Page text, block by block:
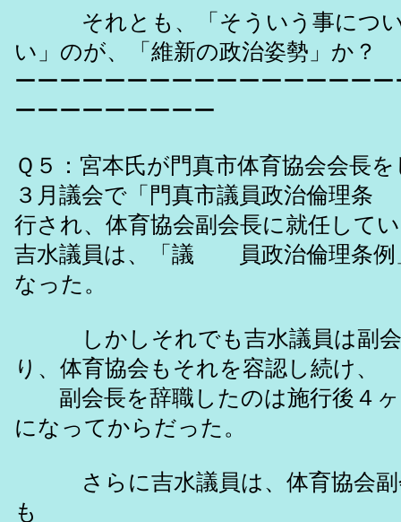
それとも、「そういう事につい
い」のが、「維新の政治姿勢」か？
ーーーーーーーーーーーーーーーー
ーーーーーーーーー
Ｑ５：宮本氏が門真市体育協会会長
３月議会で「門真市議員政治倫理
行され、体育協会副会長に就任して
吉水議員は、「議 員政治倫理条例
なった。
しかしそれでも吉水議員は副会
り、体育協会もそれを容認し続け、
副会長を辞職したのは施行後４ヶ
になってからだった。
さらに吉水議員は、体育協会副
も